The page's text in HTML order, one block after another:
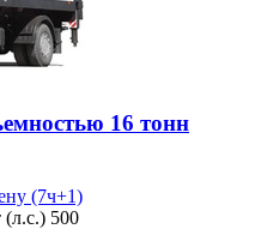
16 тонн
(7ч+1)
(л.с.) 500